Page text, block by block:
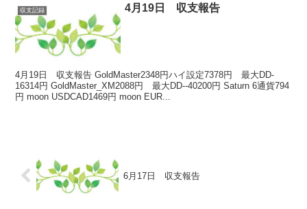
収支記録 4月19日 収支報告
4月19日 収支報告 GoldMaster2348円ハイ設定7378円 最大DD-
16314円 GoldMaster_XM2088円 最大DD--40200円 Saturn 6通貨794
円 moon USDCAD1469円 moon EUR...
6月17日 収支報告